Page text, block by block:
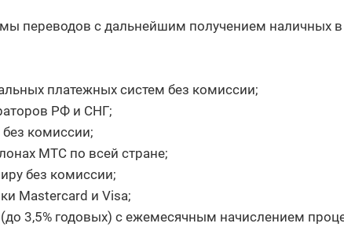
переводов с дальнейшим получением наличных в
платежных систем без комиссии;
РФ и СНГ;
комиссии;
МТС по всей стране;
без комиссии;
Mastercard и Visa;
3,5% годовых) с ежемесячным начислением